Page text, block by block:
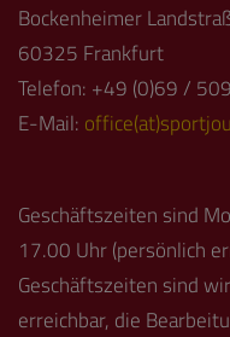
Bockenheimer
60325 Frankfurt
Telefon: +49 (0)69 /
E-Mail:
Geschäftszeiten sind
17.00 Uhr (persönlich
Geschäftszeiten sind
erreichbar, die